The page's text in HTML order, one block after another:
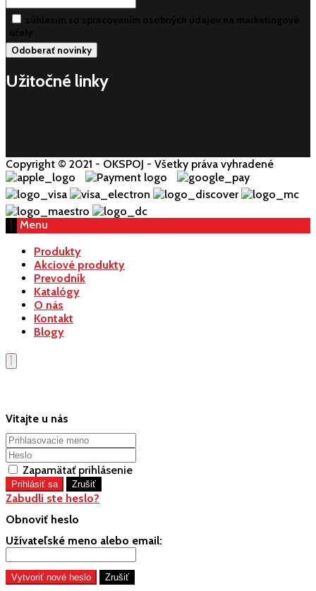
súhlasim so spracovaním osobných údajov na marketingové
účely
Užitočné linky
Copyright © 2021 - OKSPOJ - Všetky práva vyhradené
Menu
Produkty
Akciové produkty
Prevodník
Katalógy
O nás
Kontakt
Blogy
Vitajte u nás
Zapamätať prihlásenie
Zabudli ste heslo?
Obnoviť heslo
Užívateľské meno alebo email: